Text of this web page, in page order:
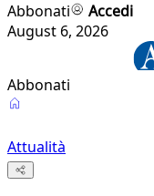
Abbonati
Accedi
August 6, 2026
Abbonati
Attualità